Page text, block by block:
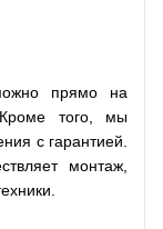
прямо на
того, мы
с гарантией.
монтаж,